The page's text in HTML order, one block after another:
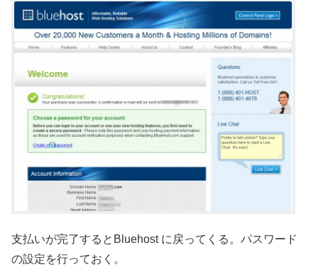
支払いが完了するとBluehost に戻ってくる。パスワード
の設定を行っておく。